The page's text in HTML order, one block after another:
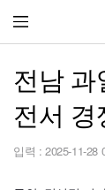
전남 과
전서 경
입력 : 2025-11-28